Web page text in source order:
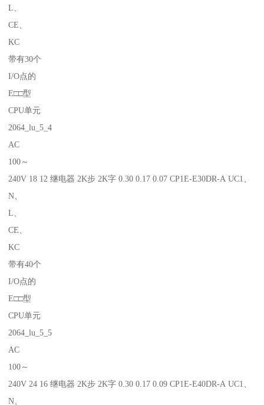
L、
CE、
KC
带有30个
I/O点的
E□□型
CPU单元
2064_lu_5_4
AC
100～
240V 18 12 继电器 2K步 2K字 0.30 0.17 0.07 CP1E-E30DR-A UC1、
N、
L、
CE、
KC
带有40个
I/O点的
E□□型
CPU单元
2064_lu_5_5
AC
100～
240V 24 16 继电器 2K步 2K字 0.30 0.17 0.09 CP1E-E40DR-A UC1、
N、